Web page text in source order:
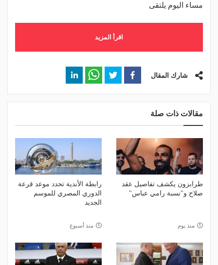
مساء اليوم يلتقى
اقرأ المزيد
شارك المقال
مقالات ذات صلة
طرابزون يكشف تفاصيل عقد
صلاح و"نسبة رامي عباس"
منذ يوم
رابطة الأندية تحدد موعد قرعة
الدوري المصري للموسم
الجديد
منذ أسبوع